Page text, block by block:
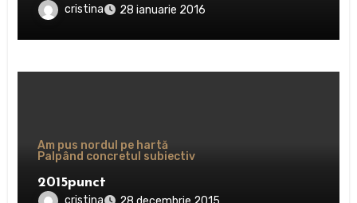
cristina 28 ianuarie 2016
Am pus nordul pe hartă
Palpând concretul subiectiv
2015punct
cristina